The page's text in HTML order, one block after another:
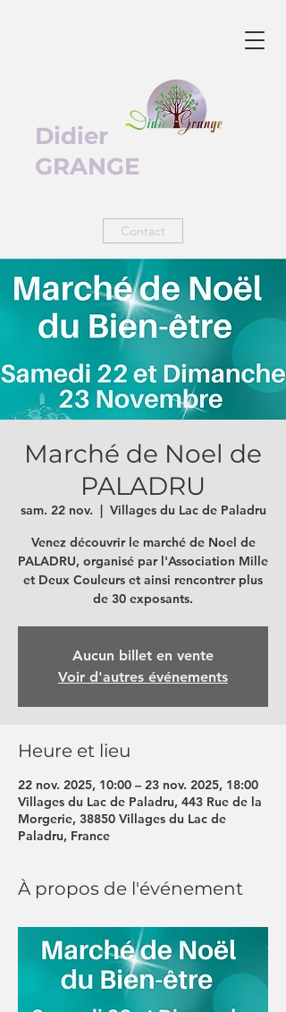
Didier
GRANGE
Contact
Marché de Noel de
PALADRU
sam. 22 nov.
  |
Villages du Lac de Paladru
Venez découvrir le marché de Noel de
PALADRU, organisé par l'Association Mille
et Deux Couleurs et ainsi rencontrer plus
de 30 exposants.
Aucun billet en vente
Voir d'autres événements
Heure et lieu
22 nov. 2025, 10:00 – 23 nov. 2025, 18:00
Villages du Lac de Paladru, 443 Rue de la
Morgerie, 38850 Villages du Lac de
Paladru, France
À propos de l'événement